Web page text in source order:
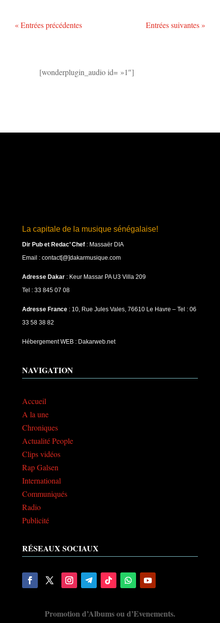
« Entrées précédentes Entrées suivantes »
[wonderplugin_audio id= »1″]
La capitale de la musique sénégalaise!
Dir Pub et Redac’ Chef: Massaër DIA
Email : contact[@]dakarmusique.com
Adresse Dakar: Keur Massar PA U3 Villa 209
Tel : 33 845 07 08
Adresse France: 10, Rue Jules Vales, 76610 Le Havre – Tel : 06
33 58 38 82
Hébergement WEB : Dakarweb.net
NAVIGATION
Accueil
A la une
Chroniques
Actualité People
Clips vidéos
Rap Galsen
International
Communiqués
Radio
Publicité
RÉSEAUX SOCIAUX
Promotion d’Albums ou d’Evenements.